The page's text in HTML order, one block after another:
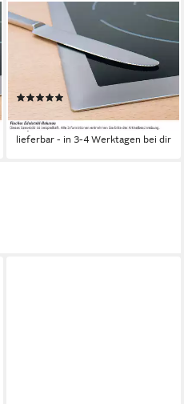
BAUKNECHT
Elektro-Kochfeld
CTAR7642IN
Edelstahlrahmen
(1)
16,34 €mtl. in 24 Raten
lieferbar - in 3-4 Werktagen bei dir